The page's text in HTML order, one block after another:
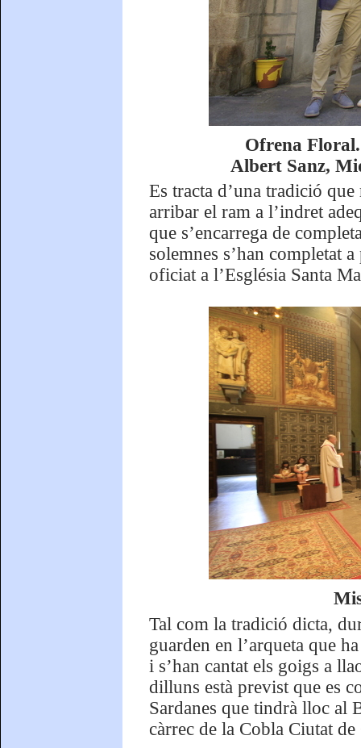
Ofrena
Albert Sanz,
Es tracta d’una tradició
arribar el ram a l’indret
que s’encarrega de
solemnes s’han completat
oficiat a l’Església Santa
Tal com la tradició dicta,
guarden en l’arqueta que
i s’han cantat els goigs a
dilluns està previst que es
Sardanes que tindrà lloc al
càrrec de la Cobla Ciutat